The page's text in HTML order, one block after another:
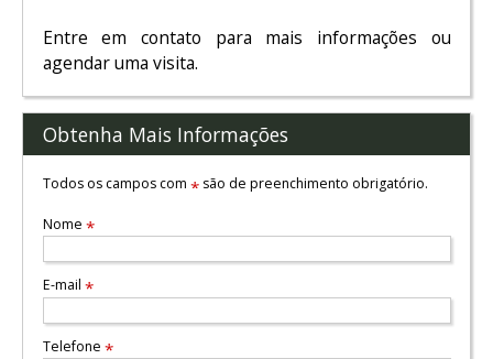
Entre em contato para mais informações ou
agendar uma visita.
Obtenha Mais Informações
Todos os campos com *são de preenchimento obrigatório.
Nome *
E-mail *
Telefone *